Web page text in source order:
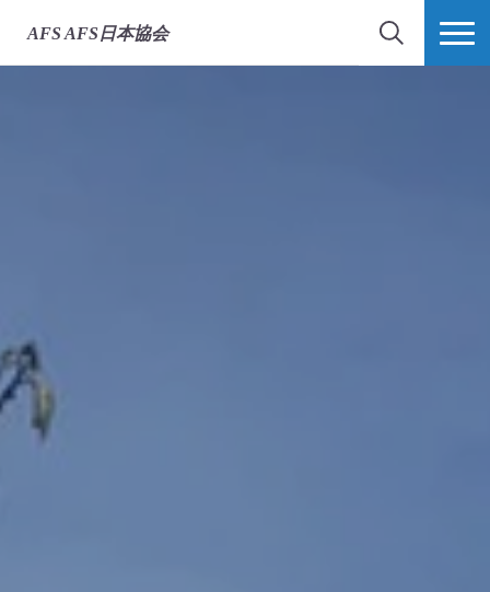
AFS AFS日本協会
検索 MORE